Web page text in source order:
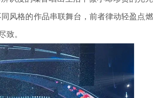
风格的作品串联舞台，前者律动轻盈点
致。